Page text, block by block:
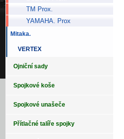
TM Prox.
YAMAHA. Prox
Mitaka.
VERTEX
Ojniční sady
Spojkové koše
Spojkové unašeče
Přítlačné talíře spojky